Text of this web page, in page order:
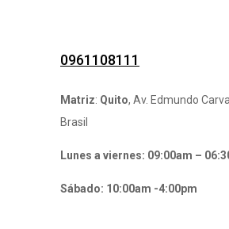
0961108111
Matriz: Quito, Av. Edmundo
Brasil
Lunes a viernes: 09:00am –
Sábado: 10:00am -4:00pm